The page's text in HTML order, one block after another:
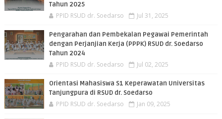
Tahun 2025
PPID RSUD dr. Soedarso Jul 31, 2025
Pengarahan dan Pembekalan Pegawai Pemerintah
dengan Perjanjian Kerja (PPPK) RSUD dr. Soedarso
Tahun 2024
PPID RSUD dr. Soedarso Jul 02, 2025
Orientasi Mahasiswa S1 Keperawatan Universitas
Tanjungpura di RSUD dr. Soedarso
PPID RSUD dr. Soedarso Jan 09, 2025